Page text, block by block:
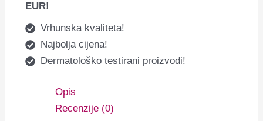
EUR!
Vrhunska kvaliteta!
Najbolja cijena!
Dermatološko testirani proizvodi!
Opis
Recenzije (0)